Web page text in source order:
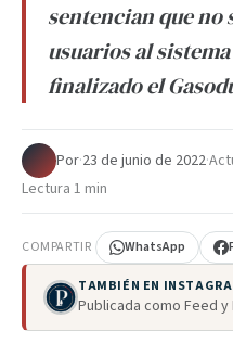
sentencian que no
usuarios al
finalizado el
Por·23 de junio de 2022·
Lectura 1 min
COMPARTIR WhatsApp
TAMBIÉN EN
Publicada como Feed y